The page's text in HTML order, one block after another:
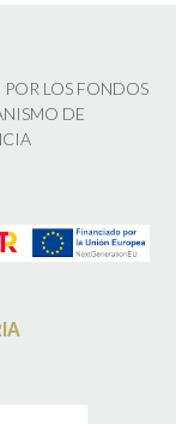
LOS FONDOS
DE